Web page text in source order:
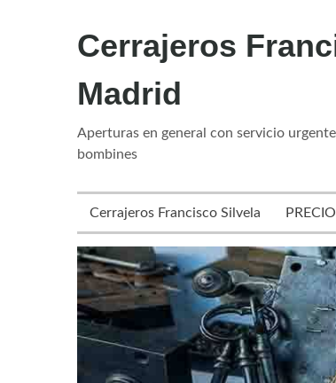
Cerrajeros
Madrid
Aperturas en general con servicio
bombines
Cerrajeros Francisco Silvela